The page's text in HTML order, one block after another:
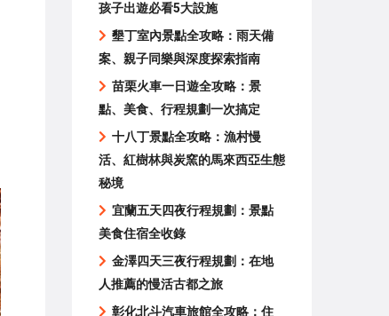
孩子出遊必看5大設施
墾丁室內景點全攻略：雨天備
案、親子同樂與深度探索指南
苗栗火車一日遊全攻略：景
點、美食、行程規劃一次搞定
十八丁景點全攻略：漁村慢
活、紅樹林與炭窯的馬來西亞生態
秘境
宜蘭五天四夜行程規劃：景點
美食住宿全收錄
金澤四天三夜行程規劃：在地
人推薦的慢活古都之旅
彰化北斗汽車旅館全攻略：住